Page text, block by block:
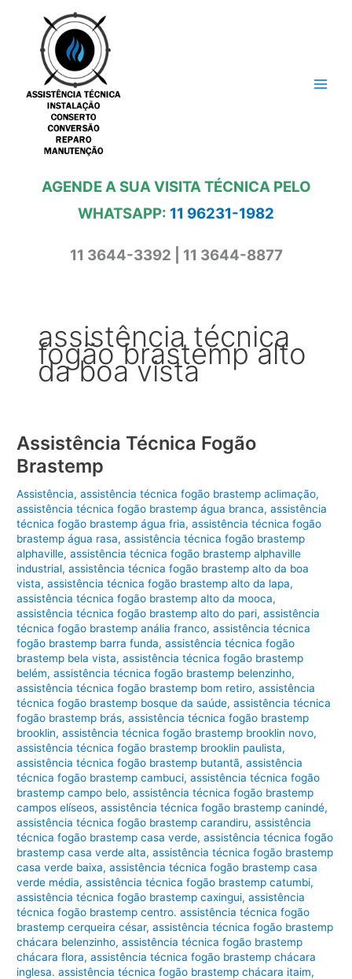
conteúdo
AGENDE A SUA VISITA TÉCNICA PELO
WHATSAPP: 11 96231-1982
11 3644-3392 | 11 3644-8877
assistência técnica
fogão brastemp alto
da boa vista
Assistência Técnica Fogão
Brastemp
Assistência,assistência técnica fogão brastemp aclimação,
assistência técnica fogão brastemp água branca,assistência
técnica fogão brastemp água fria,assistência técnica fogão
brastemp água rasa,assistência técnica fogão brastemp
alphaville,assistência técnica fogão brastemp alphaville
industrial,assistência técnica fogão brastemp alto da boa
vista,assistência técnica fogão brastemp alto da lapa,
assistência técnica fogão brastemp alto da mooca,
assistência técnica fogão brastemp alto do pari,assistência
técnica fogão brastemp anália franco,assistência técnica
fogão brastemp barra funda,assistência técnica fogão
brastemp bela vista,assistência técnica fogão brastemp
belém,assistência técnica fogão brastemp belenzinho,
assistência técnica fogão brastemp bom retiro,assistência
técnica fogão brastemp bosque da saúde,assistência técnica
fogão brastemp brás,assistência técnica fogão brastemp
brooklin,assistência técnica fogão brastemp brooklin novo,
assistência técnica fogão brastemp brooklin paulista,
assistência técnica fogão brastemp butantã,assistência
técnica fogão brastemp cambuci,assistência técnica fogão
brastemp campo belo,assistência técnica fogão brastemp
campos elíseos,assistência técnica fogão brastemp canindé,
assistência técnica fogão brastemp carandiru,assistência
técnica fogão brastemp casa verde,assistência técnica fogão
brastemp casa verde alta,assistência técnica fogão brastemp
casa verde baixa,assistência técnica fogão brastemp casa
verde média,assistência técnica fogão brastemp catumbi,
assistência técnica fogão brastemp caxingui,assistência
técnica fogão brastemp centro. assistência técnica fogão
brastemp cerqueira césar,assistência técnica fogão brastemp
chácara belenzinho,assistência técnica fogão brastemp
chácara flora,assistência técnica fogão brastemp chácara
inglesa. assistência técnica fogão brastemp chácara itaim,